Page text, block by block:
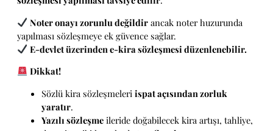
Noter onayı zorunlu değildirancak noter huzurunda
yapılması sözleşmeye ek güvence sağlar.
E-devlet üzerinden e-kira sözleşmesi düzenlenebilir.
Dikkat!
Sözlü kira sözleşmeleri ispat açısından zorluk
yaratır.
Yazılı sözleşme ileride doğabilecek kira artışı, tahliye,